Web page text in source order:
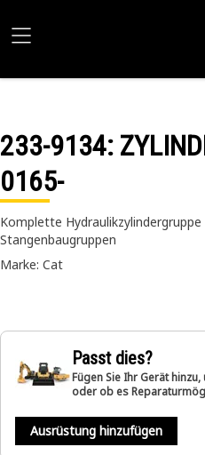
233-9134:
0165-
Komplette
Stangenbaugruppen
Marke: Cat
Passt dies?
Fügen Sie Ihr Gerät
oder ob es
Ausrüstung hinzufügen